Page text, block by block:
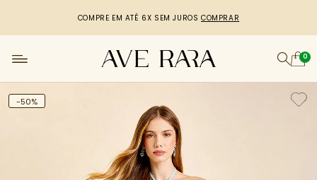
COMPRE EM ATÉ 6X SEM JUROS COMPRAR
0
-50%